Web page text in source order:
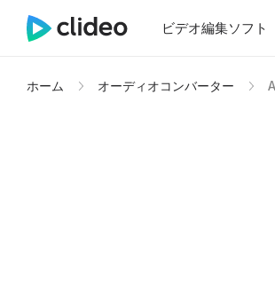
ビデオ編集ソフト
ホーム オーディオコンバーター